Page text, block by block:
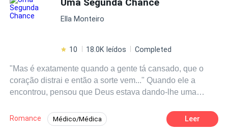
Ella Monteiro
10 18.0K leídos Completed
"Mas é exatamente quando a gente tá cansado, que o
coração distrai e então a sorte vem..." Quando ele a
encontrou, pensou que Deus estava dando-lhe uma
verdade era para os dois. Marcelo, 41 anos, foi casado
por quase 20... Passou metade da vida a sombra da ex
Romance Médico/Médica Leer